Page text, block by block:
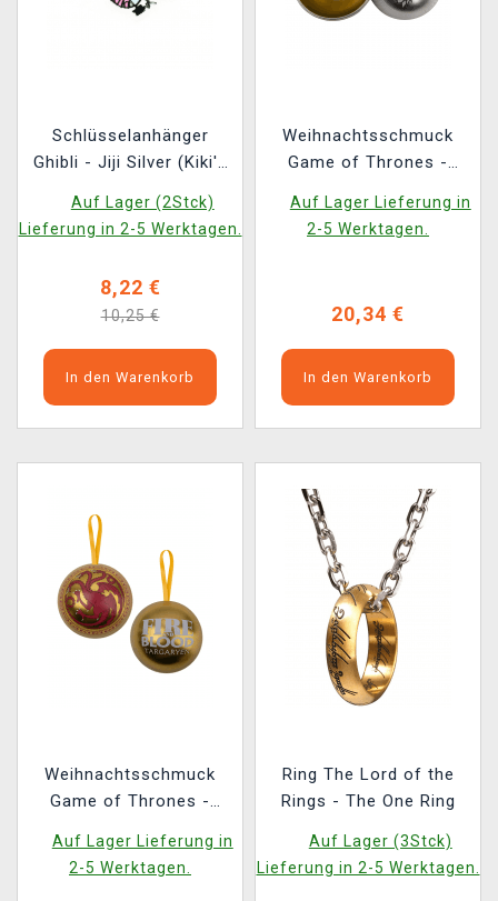
Schlüsselanhänger
Ghibli - Jiji Silver (Kiki's
Auf Lager (2Stck)
Lieferung in 2-5 Werktagen.
8,22 €
10,25 €
In den Warenkorb
Weihnachtsschmuck
Game of Thrones -
Anhänger im Inneren)
Auf Lager Lieferung in
2-5 Werktagen.
20,34 €
In den Warenkorb
Weihnachtsschmuck
Game of Thrones -
Anhänger im Inneren)
Auf Lager Lieferung in
2-5 Werktagen.
Ring The Lord of the
Rings - The One Ring
Auf Lager (3Stck)
Lieferung in 2-5 Werktagen.